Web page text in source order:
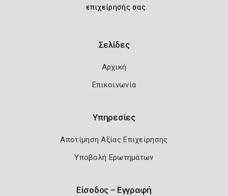
επιχείρησής σας.
Σελίδες
Αρχική
Επικοινωνία
Υπηρεσίες
Αποτίμηση Αξίας Επιχείρησης
Υποβολή Ερωτημάτων
Είσοδος – Εγγραφή